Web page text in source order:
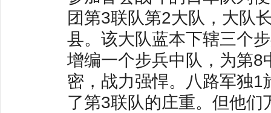
团第3联队第2大队，大队
县。该大队蓝本下辖三个
增编一个步兵中队，为第
密，战力强悍。八路军独
了第3联队的庄重。但他